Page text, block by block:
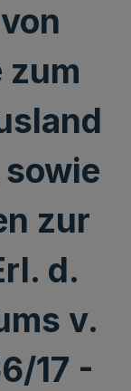
zum
zur
d.
v.
17 -